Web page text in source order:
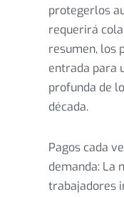
protegerlos
requerirá
resumen, los
entrada para
profunda de
década.
Pagos cada
demanda: La
trabajadores